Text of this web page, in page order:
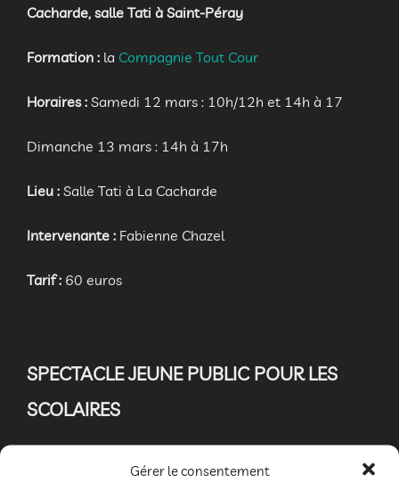
Gérer le consentement
Cacharde, salle Tati à Saint-Péray
Formation : la Compagnie Tout Cour
Horaires: Samedi 12 mars : 10h/12h et 14h à 17
Dimanche 13 mars : 14h à 17h
Lieu : Salle Tati à La Cacharde
Intervenante : Fabienne Chazel
Tarif: 60 euros
SPECTACLE JEUNE PUBLIC POUR LES
SCOLAIRES